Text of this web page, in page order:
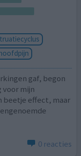
gaf, begon
voor mijn
beetje effect, maar
0 reacties